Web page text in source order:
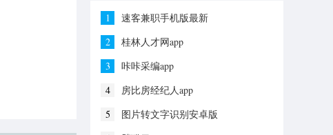
1
速客兼职手机版最新
2
桂林人才网app
3
咔咔采编app
4
房比房经纪人app
5
图片转文字识别安卓版